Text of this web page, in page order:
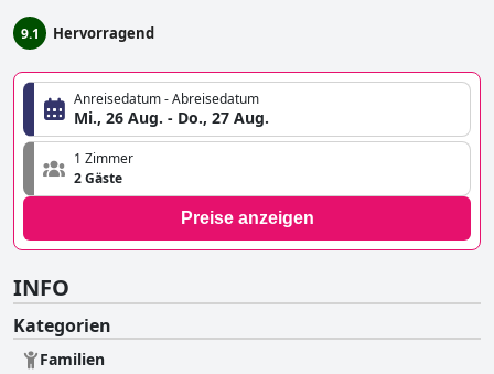
9.1 Hervorragend
Anreisedatum - Abreisedatum
Mi., 26 Aug. - Do., 27 Aug.
1 Zimmer
2 Gäste
Preise anzeigen
INFO
Kategorien
Familien